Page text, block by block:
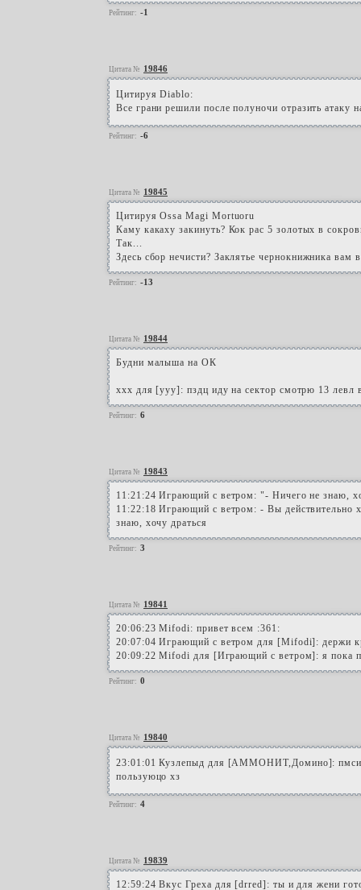
Рейтинг: -1
Цитата № 19846
Цитируя Diablo:
Все грани решили после полуночи отразить
Рейтинг: -6
Цитата № 19845
Цитируя Ossa Magi Mortuoru
Каму какаху закинуть? Кок рас 5 золотых в
Так...
Здесь сбор нечисти? Заклятье чернокнижника вам
Рейтинг: -13
Цитата № 19844
Будни малыша на ОК
ххх для [ууу]: пздц иду на сектор смотрю 13
Рейтинг: 6
Цитата № 19843
11:21:24 Играющий с ветром: "- Ничего не знаю,
11:22:18 Играющий с ветром: - Вы действительно
знаю, хочу драться
Рейтинг: 3
Цитата № 19841
20:06:23 Mifodi: привет всем :361:
20:07:04 Играющий с ветром для [Mifodi]: держи
20:09:22 Mifodi для [Играющий с ветром]: я пока
Рейтинг: 0
Цитата № 19840
23:01:01 Кузлепыд для [АММОНИТ,Домино]:
пользуюцо хз
Рейтинг: 4
Цитата № 19839
12:59:24 Вкус Греха для [drred]: ты и для жени